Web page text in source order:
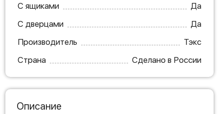
С ящиками
Да
С дверцами
Да
Производитель
Тэкс
Страна
Сделано в России
Описание